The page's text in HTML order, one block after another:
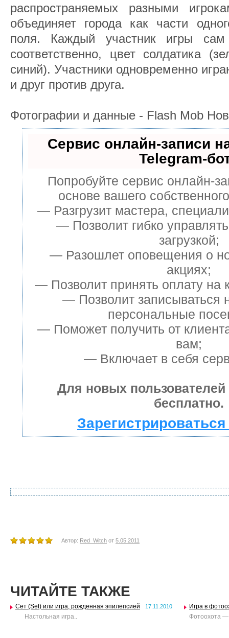
распространяемых разными
объединяет города как части
поля. Каждый участник игры
соответственно, цвет солдатика
синий). Участники одновременно
и друг против друга.
Фотографии и данные - Flash Mob
Сервис онлайн-записи
Telegram-
Попробуйте сервис онлайн-
основе вашего
— Разгрузит мастера,
— Позволит гибко
загрузкой;
— Разошлет оповещения о
акциях;
— Позволит принять оплату на
— Позволит записываться
персональные
— Поможет получить от
вам;
— Включает в себя
Для новых
бесплатно.
Автор: Red_Witch от 5.05.2011
ЧИТАЙТЕ ТАКЖЕ
Сет (Set) или игра, рожденная эпилепсией 17.11.2010
Настольная игра..
Игра в
Фотоохота —